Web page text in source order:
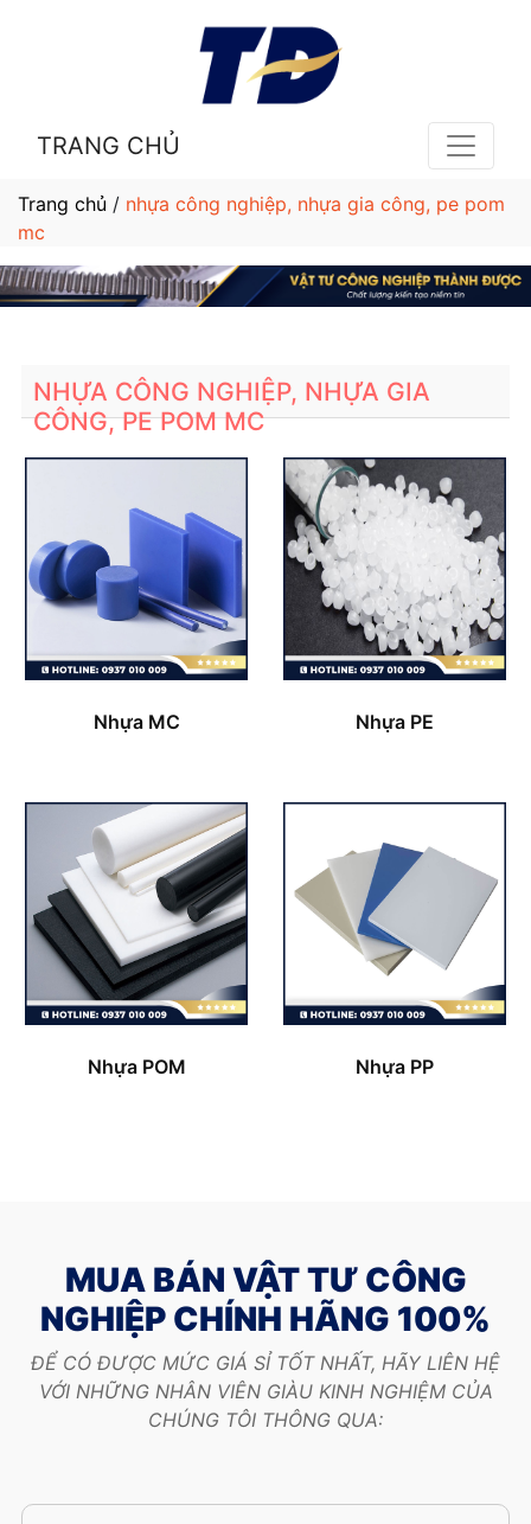
TRANG CHỦ
Trang chủ / nhựa công nghiệp, nhựa gia công, pe pom
mc
NHỰA CÔNG NGHIỆP, NHỰA GIA
CÔNG, PE POM MC
Nhựa MC Nhựa PE
Nhựa POM Nhựa PP
MUA BÁN VẬT TƯ CÔNG
NGHIỆP CHÍNH HÃNG 100%
ĐỂ CÓ ĐƯỢC MỨC GIÁ SỈ TỐT NHẤT, HÃY LIÊN HỆ
VỚI NHỮNG NHÂN VIÊN GIÀU KINH NGHIỆM CỦA
CHÚNG TÔI THÔNG QUA: